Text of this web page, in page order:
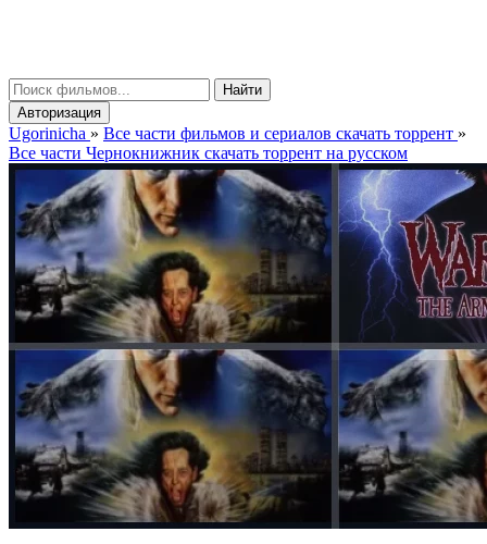
Найти
Авторизация
Ugorinicha » Все части фильмов и сериалов скачать торрент »
Все части Чернокнижник скачать торрент на русском